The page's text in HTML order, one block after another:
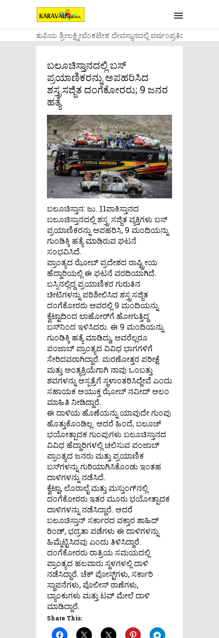
....ಉಡುಪಿಯ ಶ್ರೀಲಕ್ಷ್ಮೀವೆ೦ಕಟೇಶ ದೇವಸ್ಥಾನದಲ್ಲಿ ವರ್ಷ೦ಪ್ರತಿಯ
ಬಲೂಚಿಸ್ತಾನದಲ್ಲಿ ಬಸ್
ಪ್ರಯಾಣಿಕರನ್ನು ಅಪಹರಿಸಿದ
ಶಸ್ತ್ರಸಜ್ಜಿತ ದಂಗೆಕೋರರು; 9 ಜನರ
ಹತ್ಯೆ
ಬಲೂಚಿಸ್ತಾನ: ಜು. 11ಪಾಕಿಸ್ತಾನದ
ಬಲೂಚಿಸ್ತಾನದಲ್ಲಿ ಶಸ್ತ್ರ ಸಜ್ಜಿತ ವ್ಯಕ್ತಿಗಳು ಬಸ್
ಪ್ರಯಾಣಿಕರನ್ನು ಅಪಹರಿಸಿ, 9 ಮಂದಿಯನ್ನು
ಗುಂಡಿಕ್ಕಿ ಹತ್ಯೆ ಮಾಡಿರುವ ಘಟನೆ
ಸಂಭವಿಸಿದೆ.
ಪ್ರಾಂತ್ಯದ ಝೋಬ್ ಪ್ರದೇಶದ ರಾಷ್ಟ್ರೀಯ
ಹೆದ್ದಾರಿಯಲ್ಲಿ ಈ ಘಟನೆ ವರದಿಯಾಗಿದೆ.
ಬಸ್ಸಿನಲ್ಲಿದ್ದ ಪ್ರಯಾಣಿಕರ ಗುರುತಿನ
ಚೀಟಿಗಳನ್ನು ಪರಿಶೀಲಿಸಿದ ಶಸ್ತ್ರಸಜ್ಜಿತ
ದಂಗೆಕೋರರು ಅವರಲ್ಲಿ 9 ಮಂದಿಯನ್ನು
ಕ್ವೆಟ್ಟಾದಿಂದ ಲಾಹೋರ್‌ಗೆ ಹೋಗುತ್ತಿದ್ದ
ಬಸ್‌ನಿಂದ ಇಳಿಸಿದರು. ಈ 9 ಮಂದಿಯನ್ನು
ಗುಂಡಿಕ್ಕಿ ಹತ್ಯೆ ಮಾಡಿದ್ದು, ಅವರೆಲ್ಲರೂ
ಪಂಜಾಬ್ ಪ್ರಾಂತ್ಯದ ವಿವಿಧ ಭಾಗಗಳಿಗೆ
ಸೇರಿದವರಾಗಿದ್ದಾರೆ. ಮರಣೋತ್ತರ ಪರೀಕ್ಷೆ
ಮತ್ತು ಅಂತ್ಯಕ್ರಿಯೆಗಾಗಿ ನಾವು ಒಂಬತ್ತು
ಶವಗಳನ್ನು ಆಸ್ಪತ್ರೆಗೆ ಸ್ಥಳಾಂತರಿಸಿದ್ದೇವೆ ಎಂದು
ಸಹಾಯಕ ಆಯುಕ್ತ ಝೋಬ್ ನವೀದ್ ಆಲಂ
ಮಾಹಿತಿ ನೀಡಿದ್ದಾರೆ.
ಈ ದಾಳಿಯ ಹೊಣೆಯನ್ನು ಯಾವುದೇ ಗುಂಪು
ಹೊತ್ತುಕೊಂಡಿಲ್ಲ. ಆದರೆ ಹಿಂದೆ, ಬಲೂಚ್
ಭಯೋತ್ಪಾದಕ ಗುಂಪುಗಳು ಬಲೂಚಿಸ್ತಾನದ
ವಿವಿಧ ಹೆದ್ದಾರಿಗಳಲ್ಲಿ ಚಲಿಸುವ ಪಂಜಾಬ್
ಪ್ರಾಂತ್ಯದ ಜನರು ಮತ್ತು ಪ್ರಯಾಣಿಕ
ಬಸ್‌ಗಳನ್ನು ಗುರಿಯಾಗಿಸಿಕೊಂಡು ಇಂತಹ
ದಾಳಿಗಳನ್ನು ನಡೆಸಿದೆ.
ಕ್ವೆಟ್ಟಾ, ಲೊರಾಲೈ ಮತ್ತು ಮಸ್ತುಂಗ್‌ನಲ್ಲಿ
ದಂಗೆಕೋರರು ಇತರ ಮೂರು ಭಯೋತ್ಪಾದಕ
ದಾಳಿಗಳನ್ನು ನಡೆಸಿದ್ದಾರೆ. ಆದರೆ
ಬಲೂಚಿಸ್ತಾನ್ ಸರ್ಕಾರದ ವಕ್ತಾರ ಶಾಹಿದ್
ರಿಂಡ್, ಭದ್ರತಾ ಪಡೆಗಳು ಈ ದಾಳಿಗಳನ್ನು
ಹಿಮ್ಮೆಟ್ಟಿಸಿದವು ಎಂದು ತಿಳಿಸಿದ್ದಾರೆ.
ದಂಗೆಕೋರರು ರಾತ್ರಿಯ ಸಮಯದಲ್ಲಿ
ಪ್ರಾಂತ್ಯದ ಹಲವಾರು ಸ್ಥಳಗಳಲ್ಲಿ ದಾಳಿ
ನಡೆಸಿದ್ದಾರೆ. ಚೆಕ್ ಪೋಸ್ಟ್‌ಗಳು, ಸರ್ಕಾರಿ
ಸ್ಥಾಪನೆಗಳು, ಪೊಲೀಸ್ ಠಾಣೆಗಳು,
ಬ್ಯಾಂಕುಗಳು ಮತ್ತು ಟವ್ ಮೇಲೆ ದಾಳಿ
ಮಾಡಿದ್ದಾರೆ.
Share This: